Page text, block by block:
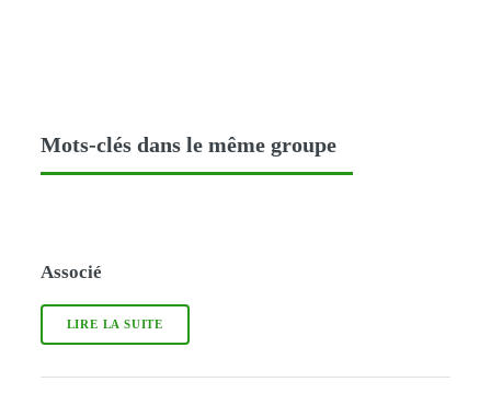
Mots-clés dans le même groupe
Associé
LIRE LA SUITE